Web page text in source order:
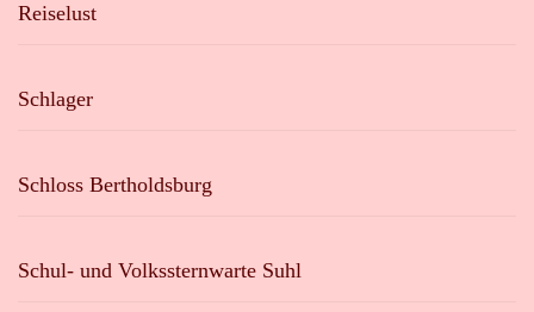
Reiselust
Schlager
Schloss Bertholdsburg
Schul- und Volkssternwarte Suhl